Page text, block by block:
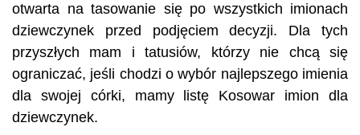
otwarta na tasowanie się po wszystkich imionach
dziewczynek przed podjęciem decyzji. Dla tych
przyszłych mam i tatusiów, którzy nie chcą się
ograniczać, jeśli chodzi o wybór najlepszego imienia
dla swojej córki, mamy listę Kosowar imion dla
dziewczynek.